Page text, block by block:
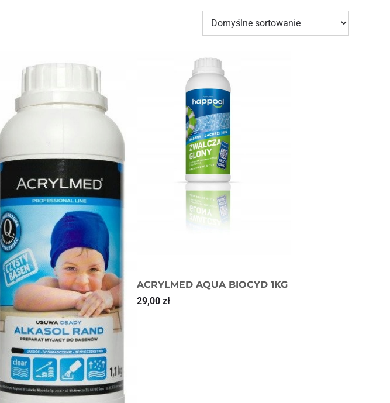
ACRYLMED AQUA BIOCYD 1KG
29,00zł